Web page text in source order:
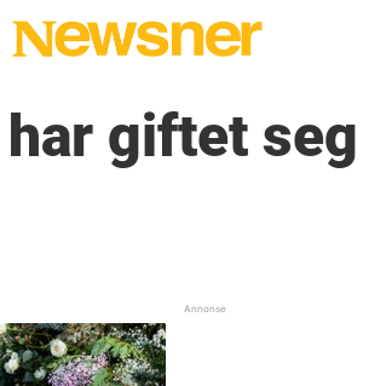
giftet seg